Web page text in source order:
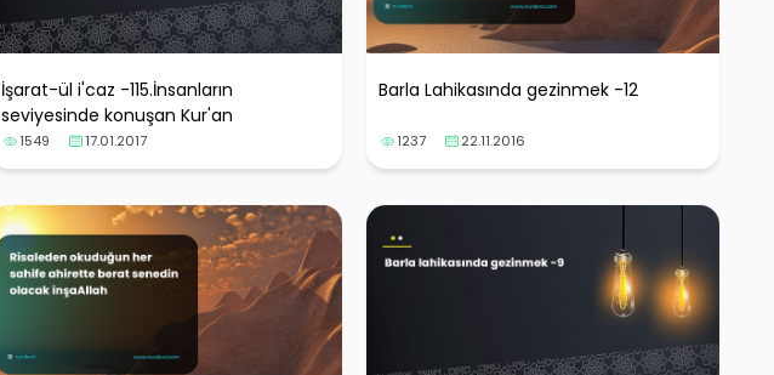
İşarat-ül i'caz -115.İnsanların
seviyesinde konuşan Kur'an
1549 17.01.2017
Barla Lahikasında gezinmek -12
1237 22.11.2016